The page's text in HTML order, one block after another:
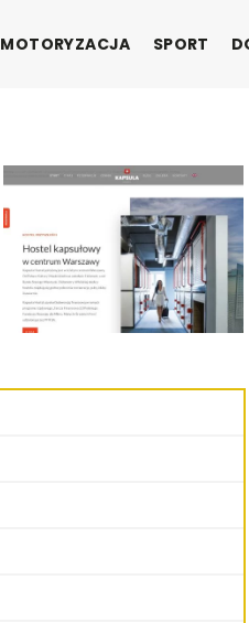
MOTORYZACJA SPORT